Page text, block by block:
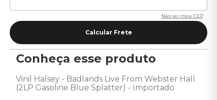
Não sei meu CEP
Conheça esse produto
Vinil Halsey - Badlands Live From Webster Hall
(2LP Gasoline Blue Splatter) - Importado